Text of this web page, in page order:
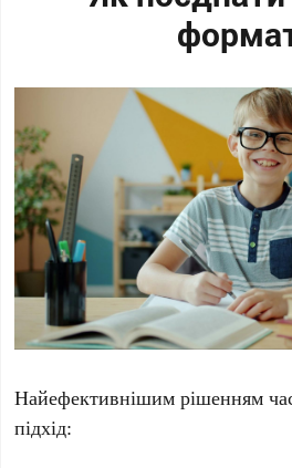
Найефективнішим рішенням
підхід: